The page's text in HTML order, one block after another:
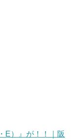
E）』が！！｜阪